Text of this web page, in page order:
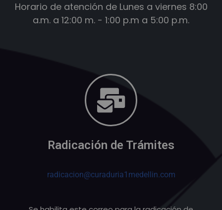
Horario de atención de Lunes a viernes 8:00
a.m. a 12:00 m. - 1:00 p.m a 5:00 p.m.
Radicación de Trámites
radicacion@curaduria1medellin.com